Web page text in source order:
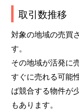
取引数推移
対象の地域の売買
す。
その地域が活発に
すぐに売れる可能
ば競合する物件が
もあります。